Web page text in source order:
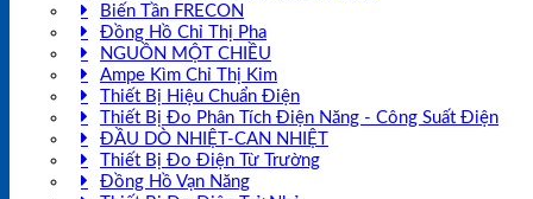
Biến Tần FRECON
Đồng Hồ Chỉ Thị Pha
NGUỒN MỘT CHIỀU
Ampe Kìm Chỉ Thị Kim
Thiết Bị Hiệu Chuẩn Điện
Thiết Bị Đo Phân Tích Điện Năng - Công Suất Điện
ĐẦU DÒ NHIỆT-CAN NHIỆT
Thiết Bị Đo Điện Từ Trường
Đồng Hồ Vạn Năng